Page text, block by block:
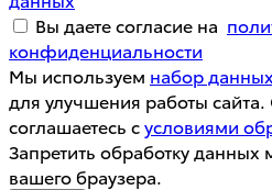
Вы даете согласие на
конфиденциальности
Мы используем набор данных
для улучшения работы сайта.
соглашаетесь сусловиями
Запретить обработку данных
вашего браузера.